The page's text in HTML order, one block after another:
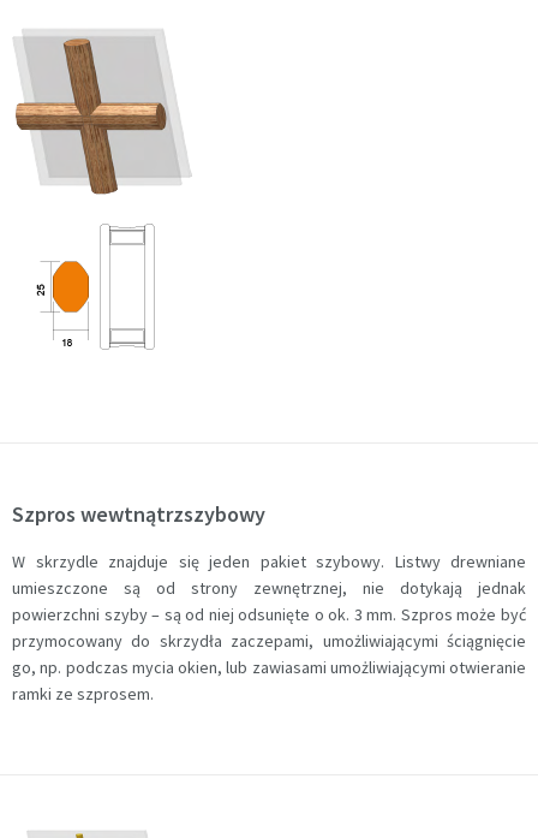
Szpros wewtnątrzszybowy
W skrzydle znajduje się jeden pakiet szybowy. Listwy drewniane
umieszczone są od strony zewnętrznej, nie dotykają jednak
powierzchni szyby – są od niej odsunięte o ok. 3 mm. Szpros może być
przymocowany do skrzydła zaczepami, umożliwiającymi ściągnięcie
go, np. podczas mycia okien, lub zawiasami umożliwiającymi otwieranie
ramki ze szprosem.